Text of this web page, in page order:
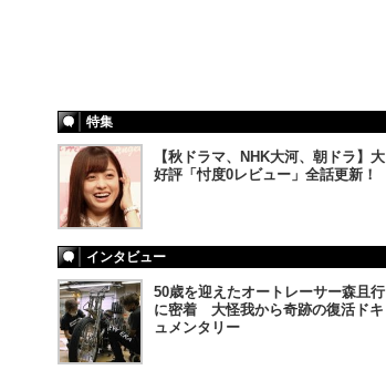
特集
【秋ドラマ、NHK大河、朝ドラ】大
好評「忖度0レビュー」全話更新！
インタビュー
50歳を迎えたオートレーサー森且行
に密着 大怪我から奇跡の復活ドキ
ュメンタリー